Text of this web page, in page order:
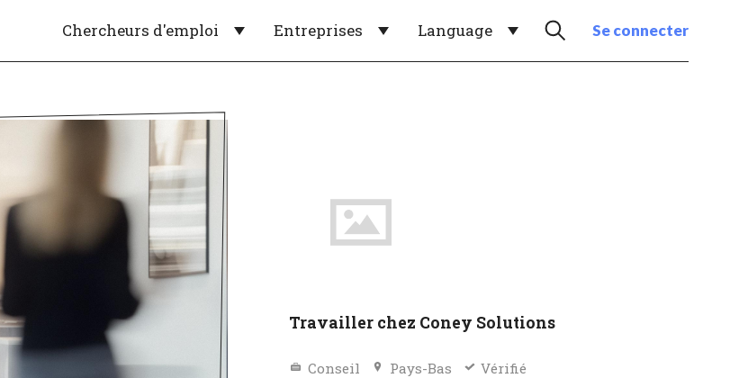
Chercheurs d'emploi Entreprises Language Se connecter
Travailler chez Coney Solutions
Conseil Pays-Bas Vérifié